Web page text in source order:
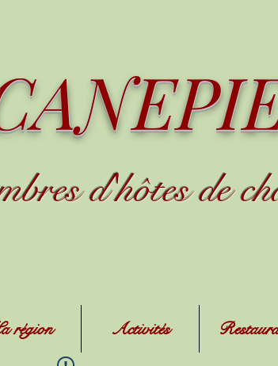
d'hôtes de
région Activités